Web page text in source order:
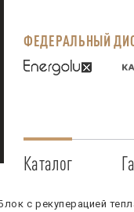
ФЕДЕРАЛЬНЫЙ
Каталог
с рекуперацией